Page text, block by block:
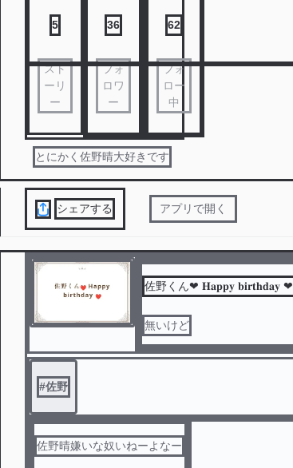
5
スト
ーリ
ー
36
フォ
ロワ
ー
62
フォ
ロー
中
とにかく佐野晴大好きです
シェアする アプリで開く
佐野くん❤︎ 𝐇𝐚𝐩𝐩𝐲 𝐛𝐢𝐫𝐭𝐡𝐝𝐚𝐲 ❤︎
無いけど
#佐野
佐野晴嫌いな奴いねーよなー